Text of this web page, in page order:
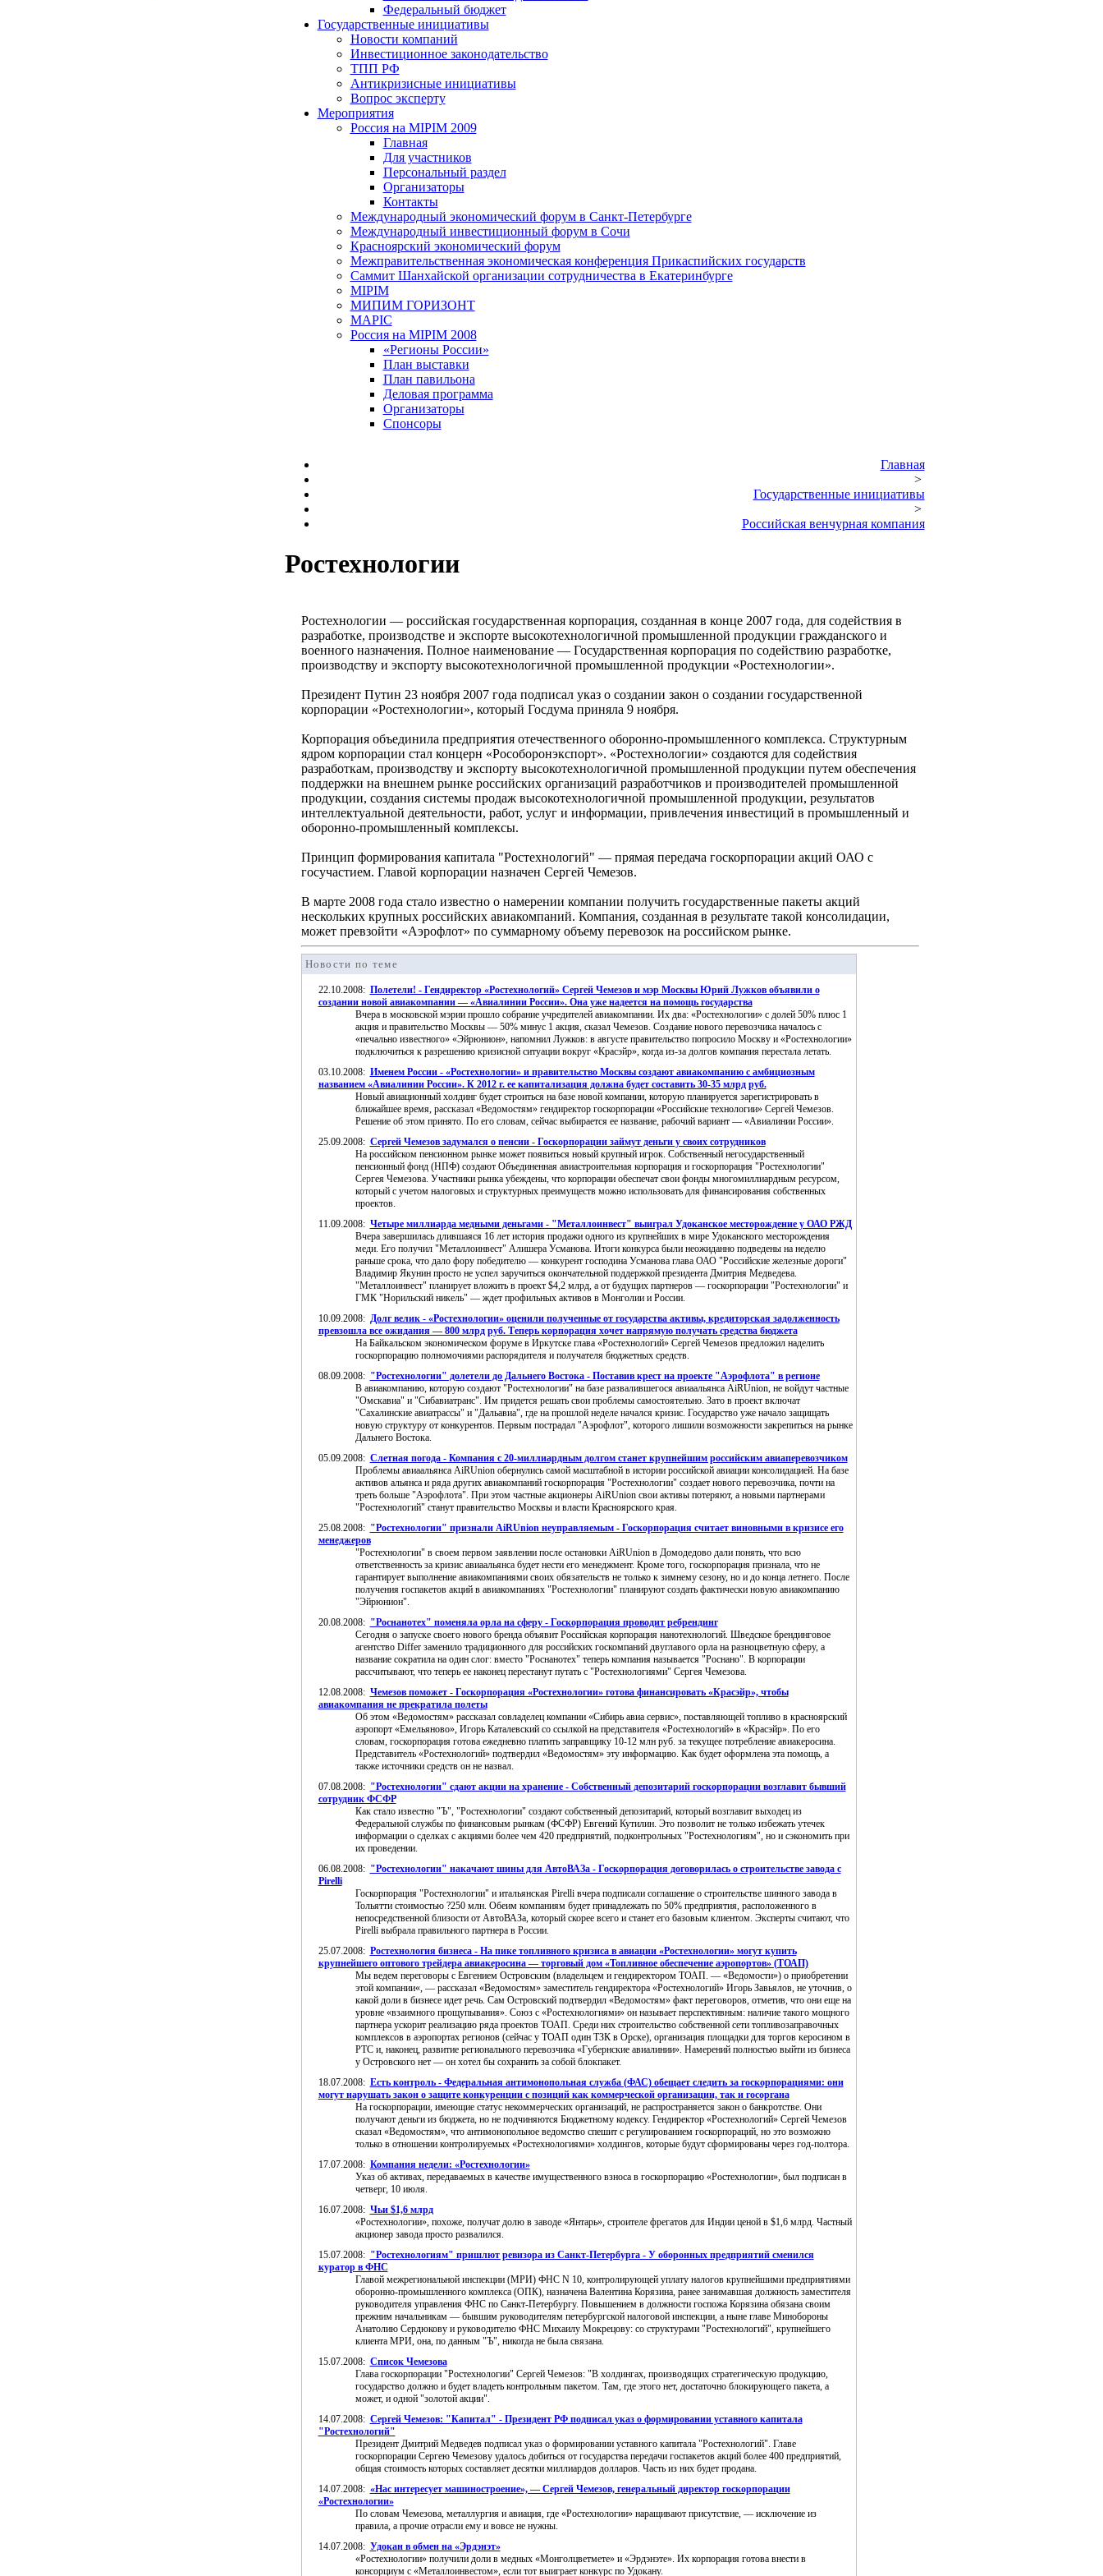
Федеральный бюджет
Государственные инициативы
Новости компаний
Инвестиционное законодательство
ТПП РФ
Антикризисные инициативы
Вопрос эксперту
Мероприятия
Россия на MIPIM 2009
Главная
Для участников
Персональный раздел
Организаторы
Контакты
Международный экономический форум в Санкт-Петербурге
Международный инвестиционный форум в Сочи
Красноярский экономический форум
Межправительственная экономическая конференция Прикаспийских государств
Саммит Шанхайской организации сотрудничества в Екатеринбурге
MIPIM
МИПИМ ГОРИЗОНТ
MAPIC
Россия на MIPIM 2008
«Регионы России»
План выставки
План павильона
Деловая программа
Организаторы
Спонсоры
Главная
>
Государственные инициативы
>
Российская венчурная компания
Ростехнологии
Ростехнологии — российская государственная корпорация, созданная в конце 2007 года, для содействия в
разработке, производстве и экспорте высокотехнологичной промышленной продукции гражданского и
военного назначения. Полное наименование — Государственная корпорация по содействию разработке,
производству и экспорту высокотехнологичной промышленной продукции «Ростехнологии».
Президент Путин 23 ноября 2007 года подписал указ о создании закон о создании государственной
корпорации «Ростехнологии», который Госдума приняла 9 ноября.
Корпорация объединила предприятия отечественного оборонно-промышленного комплекса. Структурным
ядром корпорации стал концерн «Рособоронэкспорт». «Ростехнологии» создаются для содействия
разработкам, производству и экспорту высокотехнологичной промышленной продукции путем обеспечения
поддержки на внешнем рынке российских организаций разработчиков и производителей промышленной
продукции, создания системы продаж высокотехнологичной промышленной продукции, результатов
интеллектуальной деятельности, работ, услуг и информации, привлечения инвестиций в промышленный и
оборонно-промышленный комплексы.
Принцип формирования капитала "Ростехнологий" — прямая передача госкорпорации акций ОАО с
госучастием. Главой корпорации назначен Сергей Чемезов.
В марте 2008 года стало известно о намерении компании получить государственные пакеты акций
нескольких крупных российских авиакомпаний. Компания, созданная в результате такой консолидации,
может превзойти «Аэрофлот» по суммарному объему перевозок на российском рынке.
Новости по теме
22.10.2008: Полетели! - Гендиректор «Ростехнологий» Сергей Чемезов и мэр Москвы Юрий Лужков объявили о
создании новой авиакомпании — «Авиалинии России». Она уже надеется на помощь государства
Вчера в московской мэрии прошло собрание учредителей авиакомпании. Их два: «Ростехнологии» с долей 50% плюс 1
акция и правительство Москвы — 50% минус 1 акция, сказал Чемезов. Создание нового перевозчика началось с
«печально известного» «Эйрюнион», напомнил Лужков: в августе правительство попросило Москву и «Ростехнологии»
подключиться к разрешению кризисной ситуации вокруг «Красэйр», когда из-за долгов компания перестала летать.
03.10.2008: Именем России - «Ростехнологии» и правительство Москвы создают авиакомпанию с амбициозным
названием «Авиалинии России». К 2012 г. ее капитализация должна будет составить 30-35 млрд руб.
Новый авиационный холдинг будет строиться на базе новой компании, которую планируется зарегистрировать в
ближайшее время, рассказал «Ведомостям» гендиректор госкорпорации «Российские технологии» Сергей Чемезов.
Решение об этом принято. По его словам, сейчас выбирается ее название, рабочий вариант — «Авиалинии России».
25.09.2008: Сергей Чемезов задумался о пенсии - Госкорпорации займут деньги у своих сотрудников
На российском пенсионном рынке может появиться новый крупный игрок. Собственный негосударственный
пенсионный фонд (НПФ) создают Объединенная авиастроительная корпорация и госкорпорация "Ростехнологии"
Сергея Чемезова. Участники рынка убеждены, что корпорации обеспечат свои фонды многомиллиардным ресурсом,
который с учетом налоговых и структурных преимуществ можно использовать для финансирования собственных
проектов.
11.09.2008: Четыре миллиарда медными деньгами - "Металлоинвест" выиграл Удоканское месторождение у ОАО РЖД
Вчера завершилась длившаяся 16 лет история продажи одного из крупнейших в мире Удоканского месторождения
меди. Его получил "Металлоинвест" Алишера Усманова. Итоги конкурса были неожиданно подведены на неделю
раньше срока, что дало фору победителю — конкурент господина Усманова глава ОАО "Российские железные дороги"
Владимир Якунин просто не успел заручиться окончательной поддержкой президента Дмитрия Медведева.
"Металлоинвест" планирует вложить в проект $4,2 млрд, а от будущих партнеров — госкорпорации "Ростехнологии" и
ГМК "Норильский никель" — ждет профильных активов в Монголии и России.
10.09.2008: Долг велик - «Ростехнологии» оценили полученные от государства активы, кредиторская задолженность
превзошла все ожидания — 800 млрд руб. Теперь корпорация хочет напрямую получать средства бюджета
На Байкальском экономическом форуме в Иркутске глава «Ростехнологий» Сергей Чемезов предложил наделить
госкорпорацию полномочиями распорядителя и получателя бюджетных средств.
08.09.2008: "Ростехнологии" долетели до Дальнего Востока - Поставив крест на проекте "Аэрофлота" в регионе
В авиакомпанию, которую создают "Ростехнологии" на базе развалившегося авиаальянса AiRUnion, не войдут частные
"Омскавиа" и "Сибавиатранс". Им придется решать свои проблемы самостоятельно. Зато в проект включат
"Сахалинские авиатрассы" и "Дальавиа", где на прошлой неделе начался кризис. Государство уже начало защищать
новую структуру от конкурентов. Первым пострадал "Аэрофлот", которого лишили возможности закрепиться на рынке
Дальнего Востока.
05.09.2008: Слетная погода - Компания с 20-миллиардным долгом станет крупнейшим российским авиаперевозчиком
Проблемы авиаальянса AiRUnion обернулись самой масштабной в истории российской авиации консолидацией. На базе
активов альянса и ряда других авиакомпаний госкорпорация "Ростехнологии" создает нового перевозчика, почти на
треть больше "Аэрофлота". При этом частные акционеры AiRUnion свои активы потеряют, а новыми партнерами
"Ростехнологий" станут правительство Москвы и власти Красноярского края.
25.08.2008: "Ростехнологии" признали AiRUnion неуправляемым - Госкорпорация считает виновными в кризисе его
менеджеров
"Ростехнологии" в своем первом заявлении после остановки AiRUnion в Домодедово дали понять, что всю
ответственность за кризис авиаальянса будет нести его менеджмент. Кроме того, госкорпорация признала, что не
гарантирует выполнение авиакомпаниями своих обязательств не только к зимнему сезону, но и до конца летнего. После
получения госпакетов акций в авиакомпаниях "Ростехнологии" планируют создать фактически новую авиакомпанию
"Эйрюнион".
20.08.2008: "Роснанотех" поменяла орла на сферу - Госкорпорация проводит ребрендинг
Сегодня о запуске своего нового бренда объявит Российская корпорация нанотехнологий. Шведское брендинговое
агентство Differ заменило традиционного для российских госкомпаний двуглавого орла на разноцветную сферу, а
название сократила на один слог: вместо "Роснанотех" теперь компания называется "Роснано". В корпорации
рассчитывают, что теперь ее наконец перестанут путать с "Ростехнологиями" Сергея Чемезова.
12.08.2008: Чемезов поможет - Госкорпорация «Ростехнологии» готова финансировать «Красэйр», чтобы
авиакомпания не прекратила полеты
Об этом «Ведомостям» рассказал совладелец компании «Сибирь авиа сервис», поставляющей топливо в красноярский
аэропорт «Емельяново», Игорь Каталевский со ссылкой на представителя «Ростехнологий» в «Красэйр». По его
словам, госкорпорация готова ежедневно платить заправщику 10-12 млн руб. за текущее потребление авиакеросина.
Представитель «Ростехнологий» подтвердил «Ведомостям» эту информацию. Как будет оформлена эта помощь, а
также источники средств он не назвал.
07.08.2008: "Ростехнологии" сдают акции на хранение - Собственный депозитарий госкорпорации возглавит бывший
сотрудник ФСФР
Как стало известно "Ъ", "Ростехнологии" создают собственный депозитарий, который возглавит выходец из
Федеральной службы по финансовым рынкам (ФСФР) Евгений Кутилин. Это позволит не только избежать утечек
информации о сделках с акциями более чем 420 предприятий, подконтрольных "Ростехнологиям", но и сэкономить при
их проведении.
06.08.2008: "Ростехнологии" накачают шины для АвтоВАЗа - Госкорпорация договорилась о строительстве завода с
Pirelli
Госкорпорация "Ростехнологии" и итальянская Pirelli вчера подписали соглашение о строительстве шинного завода в
Тольятти стоимостью ?250 млн. Обеим компаниям будет принадлежать по 50% предприятия, расположенного в
непосредственной близости от АвтоВАЗа, который скорее всего и станет его базовым клиентом. Эксперты считают, что
Pirelli выбрала правильного партнера в России.
25.07.2008: Ростехнология бизнеса - На пике топливного кризиса в авиации «Ростехнологии» могут купить
крупнейшего оптового трейдера авиакеросина — торговый дом «Топливное обеспечение аэропортов» (ТОАП)
Мы ведем переговоры с Евгением Островским (владельцем и гендиректором ТОАП. — «Ведомости») о приобретении
этой компании«, — рассказал «Ведомостям» заместитель гендиректора «Ростехнологий» Игорь Завьялов, не уточнив, о
какой доли в бизнесе идет речь. Сам Островский подтвердил «Ведомостям» факт переговоров, отметив, что они еще на
уровне «взаимного прощупывания». Союз с «Ростехнологиями» он называет перспективным: наличие такого мощного
партнера ускорит реализацию ряда проектов ТОАП. Среди них строительство собственной сети топливозаправочных
комплексов в аэропортах регионов (сейчас у ТОАП один ТЗК в Орске), организация площадки для торгов керосином в
РТС и, наконец, развитие регионального перевозчика «Губернские авиалинии». Намерений полностью выйти из бизнеса
у Островского нет — он хотел бы сохранить за собой блокпакет.
18.07.2008: Есть контроль - Федеральная антимонопольная служба (ФАС) обещает следить за госкорпорациями: они
могут нарушать закон о защите конкуренции с позиций как коммерческой организации, так и госоргана
На госкорпорации, имеющие статус некоммерческих организаций, не распространяется закон о банкротстве. Они
получают деньги из бюджета, но не подчиняются Бюджетному кодексу. Гендиректор «Ростехнологий» Сергей Чемезов
сказал «Ведомостям», что антимонопольное ведомство спешит с регулированием госкорпораций, но это возможно
только в отношении контролируемых «Ростехнологиями» холдингов, которые будут сформированы через год-полтора.
17.07.2008: Компания недели: «Ростехнологии»
Указ об активах, передаваемых в качестве имущественного взноса в госкорпорацию «Ростехнологии», был подписан в
четверг, 10 июля.
16.07.2008: Чьи $1,6 млрд
«Ростехнологии», похоже, получат долю в заводе «Янтарь», строителе фрегатов для Индии ценой в $1,6 млрд. Частный
акционер завода просто развалился.
15.07.2008: "Ростехнологиям" пришлют ревизора из Санкт-Петербурга - У оборонных предприятий сменился
куратор в ФНС
Главой межрегиональной инспекции (МРИ) ФНС N 10, контролирующей уплату налогов крупнейшими предприятиями
оборонно-промышленного комплекса (ОПК), назначена Валентина Корязина, ранее занимавшая должность заместителя
руководителя управления ФНС по Санкт-Петербургу. Повышением в должности госпожа Корязина обязана своим
прежним начальникам — бывшим руководителям петербургской налоговой инспекции, а ныне главе Минобороны
Анатолию Сердюкову и руководителю ФНС Михаилу Мокрецову: со структурами "Ростехнологий", крупнейшего
клиента МРИ, она, по данным "Ъ", никогда не была связана.
15.07.2008: Список Чемезова
Глава госкорпорации "Ростехнологии" Сергей Чемезов: "В холдингах, производящих стратегическую продукцию,
государство должно и будет владеть контрольным пакетом. Там, где этого нет, достаточно блокирующего пакета, а
может, и одной "золотой акции".
14.07.2008: Сергей Чемезов: "Капитал" - Президент РФ подписал указ о формировании уставного капитала
"Ростехнологий"
Президент Дмитрий Медведев подписал указ о формировании уставного капитала "Ростехнологий". Главе
госкорпорации Сергею Чемезову удалось добиться от государства передачи госпакетов акций более 400 предприятий,
общая стоимость которых составляет десятки миллиардов долларов. Часть из них будет продана.
14.07.2008: «Нас интересует машиностроение», — Сергей Чемезов, генеральный директор госкорпорации
«Ростехнологии»
По словам Чемезова, металлургия и авиация, где «Ростехнологии» наращивают присутствие, — исключение из
правила, а прочие отрасли ему и вовсе не нужны.
14.07.2008: Удокан в обмен на «Эрдэнэт»
«Ростехнологии» получили доли в медных «Монголцветмете» и «Эрдэнэте». Их корпорация готова внести в
консорциум с «Металлоинвестом», если тот выиграет конкурс по Удокану.